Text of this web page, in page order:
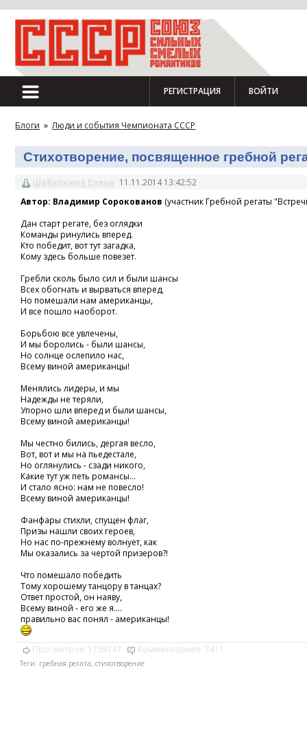
РЕГИСТРАЦИЯ ВОЙТИ
Блоги » Люди и события Чемпионата СССР
Стихотворение, посвященное гребной
Шабалкина Елена 11.11.2014 13:42:52
Автор: Владимир Сорокованов (участник Гребной регаты
Дан старт регате, без оглядки
Команды ринулись вперед.
Кто победит, вот тут загадка,
Кому здесь больше повезет.
Гребли сколь было сил и были шансы
Всех обогнать и вырваться вперед,
Но помешали нам американцы,
И все пошло наоборот.
Борьбою все увлечены,
И мы боролись - были шансы,
Но солнце ослепило нас,
Всему виной американцы!
Менялись лидеры, и мы
Надежды не теряли,
Упорно шли вперед и были шансы,
Всему виной американцы!
Мы честно бились, дергая весло,
Вот, вот и мы на пьедестале,
Но оглянулись - сзади никого,
Какие тут уж петь романсы...
И стало ясно: нам не повесло!
Всему виной американцы!
Фанфары стихли, спущен флаг,
Призы нашли своих героев,
Но нас по-прежнему волнует, как
Мы оказались за чертой призеров?!
Что помешало победить
Тому хорошему танцору в танцах?
Ответ простой, он наяву,
Всему виной - его же я....
правильно вас понял - американцы!
Просмотров: 1759147 Комментариев: 7411
Теги: гребная регата, стихотворение